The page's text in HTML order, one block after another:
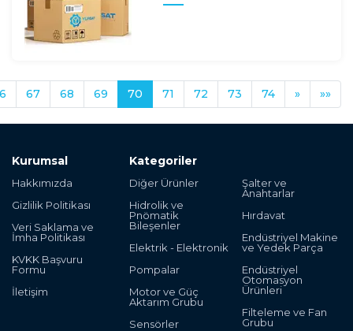
67 68 69 70 71 72 73 74 » »»
Kurumsal
Hakkımızda
Gizlilik Politikası
Veri Saklama ve
İmha Politikası
KVKK Başvuru
Formu
İletişim
Kategoriler
Diğer Ürünler
Hidrolik ve
Pnömatik
Bileşenler
Elektrik - Elektronik
Pompalar
Motor ve Güç
Aktarım Grubu
Sensörler
Şalter ve
Anahtarlar
Hırdavat
Endüstriyel Makine
ve Yedek Parça
Endüstriyel
Otomasyon
Ürünleri
Filteleme ve Fan
Grubu